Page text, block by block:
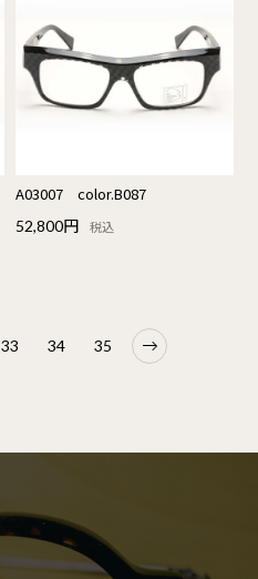
A03007 color.B087
52,800円 税込
33 34 35